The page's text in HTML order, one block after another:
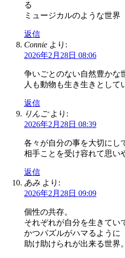
る
ミュージカルのような世界
返信
Connie より:
2026年2月28日 08:06
争いごとのない自然豊かな
人も動物も生き生きとして
返信
りんご より:
2026年2月28日 08:39
各々が自分の事を大切にし
相手ことを受け容れて思い
返信
あみ より:
2026年2月28日 09:09
個性の共存。
それぞれが自分を生きてい
かつパズルがハマるように
助け助けられが出来る世界。